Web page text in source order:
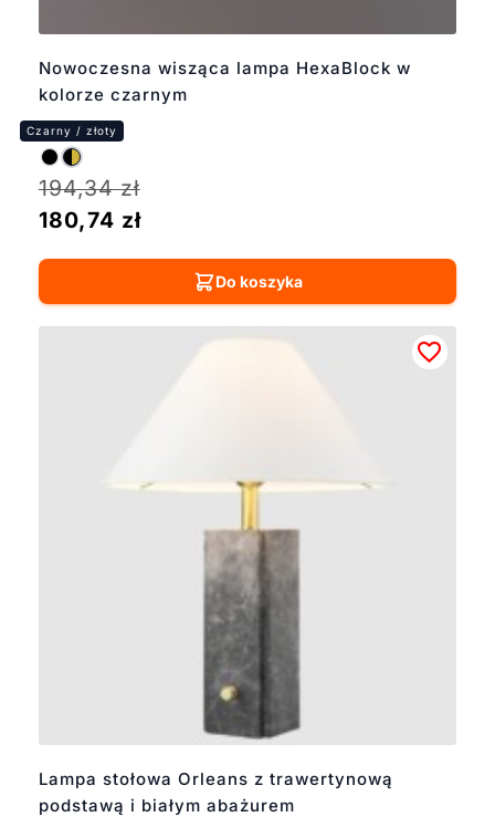
Nowoczesna wisząca lampa HexaBlock w
kolorze czarnym
194,34zł
180,74 zł
Do koszyka
Lampa stołowa Orleans z trawertynową
podstawą i białym abażurem